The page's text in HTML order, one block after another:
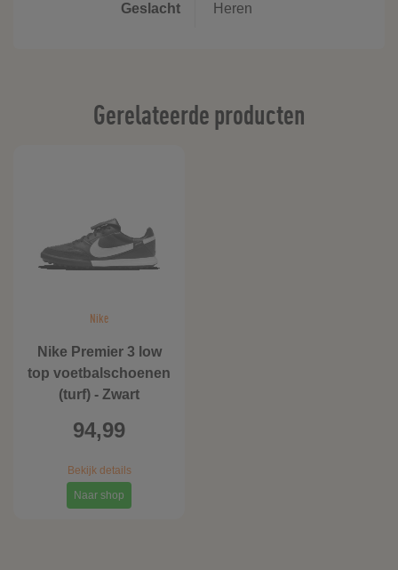
Geslacht Heren
Gerelateerde producten
Nike
Nike Premier 3 low
top voetbalschoenen
(turf) - Zwart
94,99
Bekijk details
Naar shop